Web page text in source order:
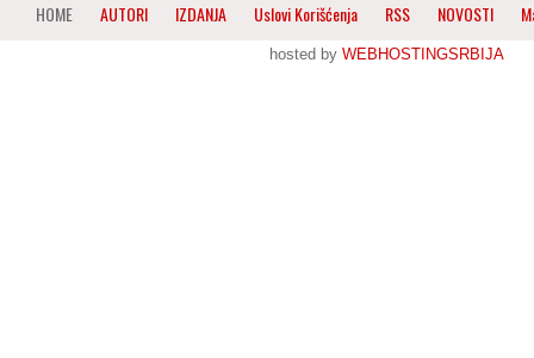
HOME AUTORI IZDANJA Uslovi Korišćenja RSS NOVOSTI
hosted by WEBHOSTINGSRBIJA